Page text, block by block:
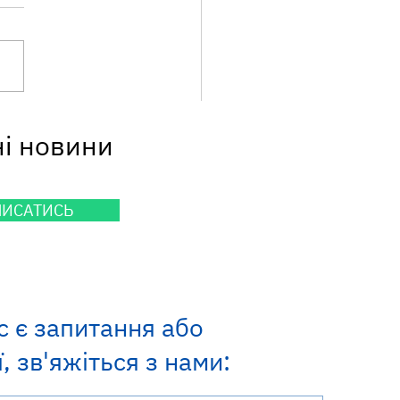
безпечною!
новини
є запитання або
зв'яжіться з нами: